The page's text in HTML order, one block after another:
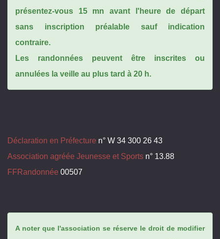
présentez-vous 15 mn avant l'heure de départ
sans inscription préalable sauf indication
contraire.
Les randonnées peuvent être inscrites ou
annulées la veille au plus tard à 20 h.
Déclaration en Préfecture n° W 34 300 26 43
Association agréée Jeunesse et Sports n° 13.88
FFRandonnée 00507
A noter que l'association se réserve le droit de modifier